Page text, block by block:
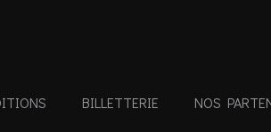
BILLETTERIE NOS